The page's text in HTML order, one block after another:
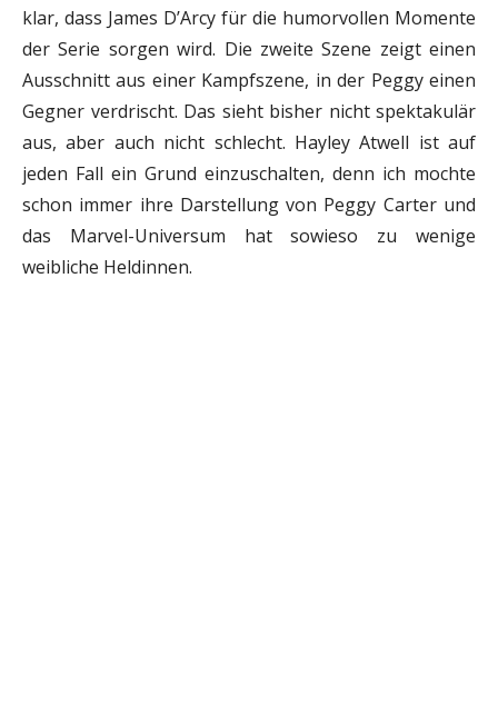
klar, dass James D’Arcy für die humorvollen Momente
der Serie sorgen wird. Die zweite Szene zeigt einen
Ausschnitt aus einer Kampfszene, in der Peggy einen
Gegner verdrischt. Das sieht bisher nicht spektakulär
aus, aber auch nicht schlecht. Hayley Atwell ist auf
jeden Fall ein Grund einzuschalten, denn ich mochte
schon immer ihre Darstellung von Peggy Carter und
das Marvel-Universum hat sowieso zu wenige
weibliche Heldinnen.